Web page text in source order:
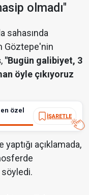
olmadı"
sahasında
Göztepe'nin
"Bugün galibiyet, 3
öyle çıkıyoruz
özel
İŞARETLE
açıklamada,
söyledi.